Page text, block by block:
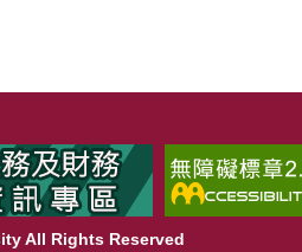
All Rights Reserved